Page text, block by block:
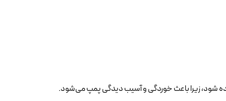
شود، زیرا باعث خوردگی و آسیب دیدگی پمپ می‌شود.